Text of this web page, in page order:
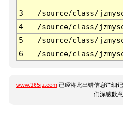
3 /source/class/
4
/source/class/
5
/source/class/
6
/source/class/
www.365jz.com 已经将此出错信息详细
们深感歉